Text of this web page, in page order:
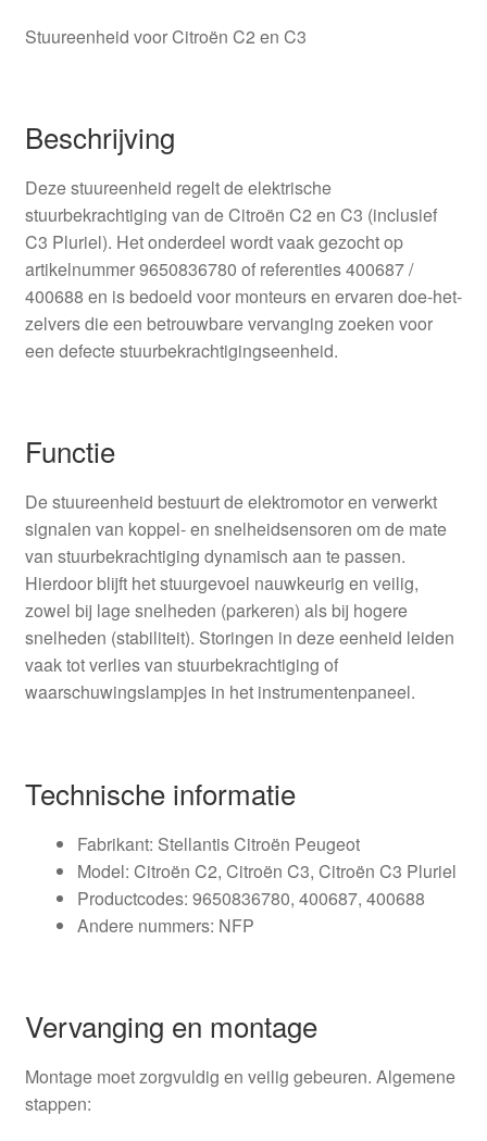
Stuureenheid voor Citroën C2 en C3
Beschrijving
Deze stuureenheid regelt de elektrische
stuurbekrachtiging van de Citroën C2 en C3 (inclusief
C3 Pluriel). Het onderdeel wordt vaak gezocht op
artikelnummer 9650836780 of referenties 400687 /
400688 en is bedoeld voor monteurs en ervaren doe-het-
zelvers die een betrouwbare vervanging zoeken voor
een defecte stuurbekrachtigingseenheid.
Functie
De stuureenheid bestuurt de elektromotor en verwerkt
signalen van koppel- en snelheidsensoren om de mate
van stuurbekrachtiging dynamisch aan te passen.
Hierdoor blijft het stuurgevoel nauwkeurig en veilig,
zowel bij lage snelheden (parkeren) als bij hogere
snelheden (stabiliteit). Storingen in deze eenheid leiden
vaak tot verlies van stuurbekrachtiging of
waarschuwingslampjes in het instrumentenpaneel.
Technische informatie
Fabrikant: Stellantis Citroën Peugeot
Model: Citroën C2, Citroën C3, Citroën C3 Pluriel
Productcodes: 9650836780, 400687, 400688
Andere nummers: NFP
Vervanging en montage
Montage moet zorgvuldig en veilig gebeuren. Algemene
stappen: